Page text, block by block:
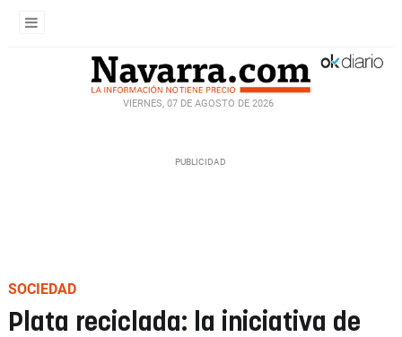
VIERNES, 07 DE AGOSTO DE 2026
SOCIEDAD
Plata reciclada: la iniciativa de